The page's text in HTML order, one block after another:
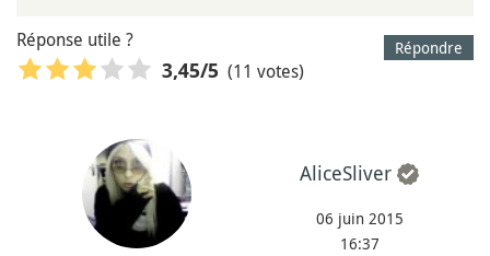
Répondre
Réponse utile ?
3,45/5 (11 votes)
AliceSliver
06 juin 2015
16:37